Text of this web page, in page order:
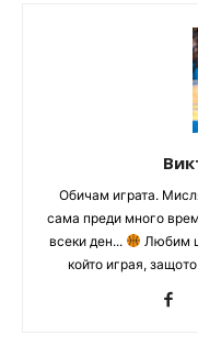
Обичам играта.
сама преди много
всеки ден...
Любим
който играя,